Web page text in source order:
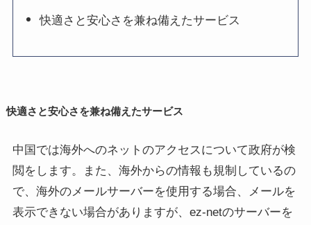
快適さと安心さを兼ね備えたサービス
快適さと安心さを兼ね備えたサービス
中国では海外へのネットのアクセスについて政府が検
閲をします。また、海外からの情報も規制しているの
で、海外のメールサーバーを使用する場合、メールを
表示できない場合がありますが、ez-netのサーバーを